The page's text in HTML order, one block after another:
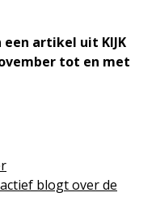
artikel uit KIJK
tot en met
blogt over de